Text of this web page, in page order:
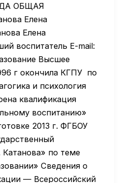
ОБЩАЯ
Елена
Елена
воспитатель E-mail:
Высшее
г окончила КГПУ по
и психология
квалификация
воспитанию»
2013 г. ФГБОУ
по теме
Сведения о
— Всероссийский